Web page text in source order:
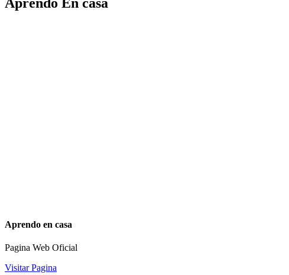
Aprendo en casa
Pagina Web Oficial
Visitar Pagina